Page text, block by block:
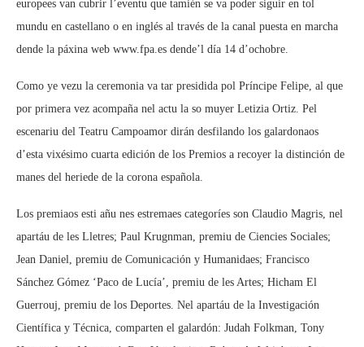
europees van cubrir l’eventu que tamién se va poder siguir en tol
mundu en castellano o en inglés al través de la canal puesta en marcha
dende la páxina web www.fpa.es dende’l día 14 d’ochobre.
Como ye vezu la ceremonia va tar presidida pol Príncipe Felipe, al que
por primera vez acompaña nel actu la so muyer Letizia Ortiz. Pel
escenariu del Teatru Campoamor dirán desfilando los galardonaos
d’esta vixésimo cuarta edición de los Premios a recoyer la distinción de
manes del heriede de la corona española.
Los premiaos esti añu nes estremaes categoríes son Claudio Magris, nel
apartáu de les Lletres; Paul Krugnman, premiu de Ciencies Sociales;
Jean Daniel, premiu de Comunicación y Humanidaes; Francisco
Sánchez Gómez ‘Paco de Lucía’, premiu de les Artes; Hicham El
Guerrouj, premiu de los Deportes. Nel apartáu de la Investigación
Científica y Técnica, comparten el galardón: Judah Folkman, Tony